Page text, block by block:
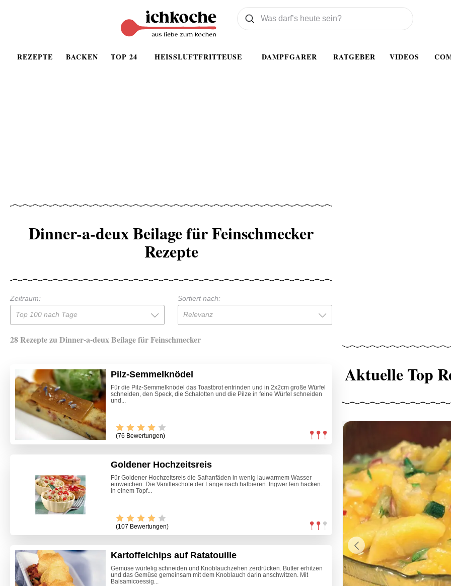
REZEPTE BACKEN TOP 24 HEISSLUFTFRITTEUSE DAMPFGARER RATGEBER VIDEOS
Was wollen Sie suchen
Suchen
Dinner-a-deux Beilage für Feinschmecker
Rezepte
Zeitraum:
Top 100 nach Tage
Sortiert nach:
Relevanz
28 Rezepte zu Dinner-a-deux Beilage für Feinschmecker
Pilz-Semmelknödel
Für die Pilz-Semmelknödel das Toastbrot entrinden und in 2x2cm große Würfel
schneiden, den Speck, die Schalotten und die Pilze in feine Würfel schneiden
und...
(76 Bewertungen)
Goldener Hochzeitsreis
Für Goldener Hochzeitsreis die Safranfäden in wenig lauwarmem Wasser
einweichen. Die Vanilleschote der Länge nach halbieren. Ingwer fein hacken.
In einem Topf...
(107 Bewertungen)
Kartoffelchips auf Ratatouille
Gemüse würfelig schneiden und Knoblauchzehen zerdrücken. Butter erhitzen
und das Gemüse gemeinsam mit dem Knoblauch darin anschwitzen. Mit
Balsamicoessig...
Aktuelle Top
Previous